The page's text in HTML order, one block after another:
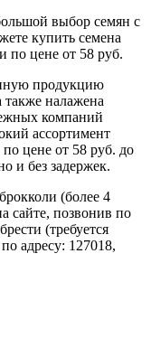
выбор семян с
купить семена
по цене от 58 руб.
продукцию
также налажена
компаний
ассортимент
цене от 58 руб. до
и без задержек.
(более 4
сайте, позвонив по
(требуется
адресу: 127018,